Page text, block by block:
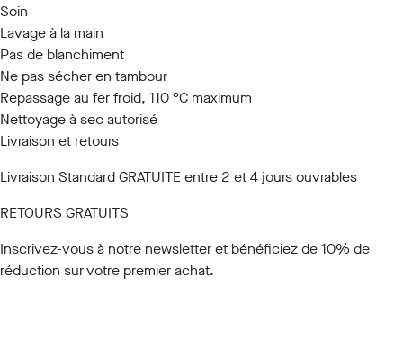
Soin
Lavage à la main
Pas de blanchiment
Ne pas sécher en tambour
Repassage au fer froid, 110 °C maximum
Nettoyage à sec autorisé
Livraison et retours
Livraison Standard GRATUITE entre 2 et 4 jours ouvrables
RETOURS GRATUITS
Inscrivez-vous à notre newsletteret bénéficiez de 10% de
réduction sur votre premier achat.